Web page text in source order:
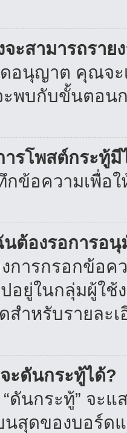
จะสามารถรา
นุญาต คุณจะ
พบกับขั้นตอน
รโพสต์กระทู้มี
อความเพื่อใ
ต้องรอการอนุ
ารกรอกข้อค
อยู่ในกลุ่มผู้ใช้
ำหรับรายละเ
ะดันกระทู้ได้?
ดันกระทู้” จะ
สุดของบอร์ด